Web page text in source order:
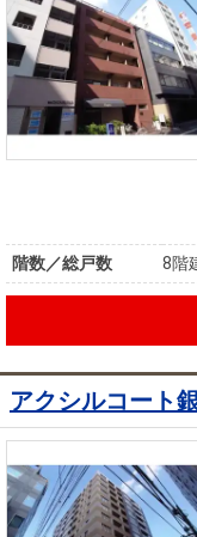
階数／総戸数
8階
アクシルコート